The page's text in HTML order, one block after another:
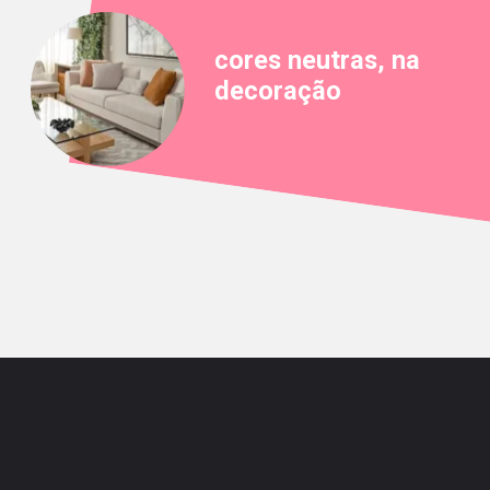
cores neutras, na
decoração